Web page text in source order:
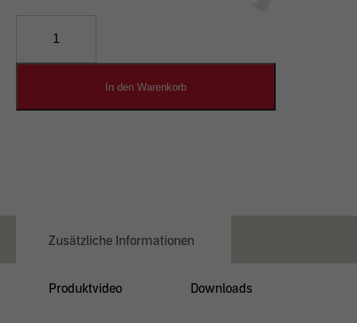
Designputz
In den Warenkorb
Zusätzliche Informationen
Produktvideo Downloads